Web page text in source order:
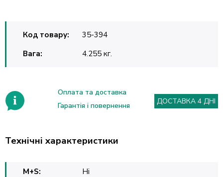
Код товару:
35-394
Вага:
4.255 кг.
Оплата та доставка
Гарантія і повернення
ДОСТАВКА 4 ДНІ
Технічні характеристики
M+S:
Ні